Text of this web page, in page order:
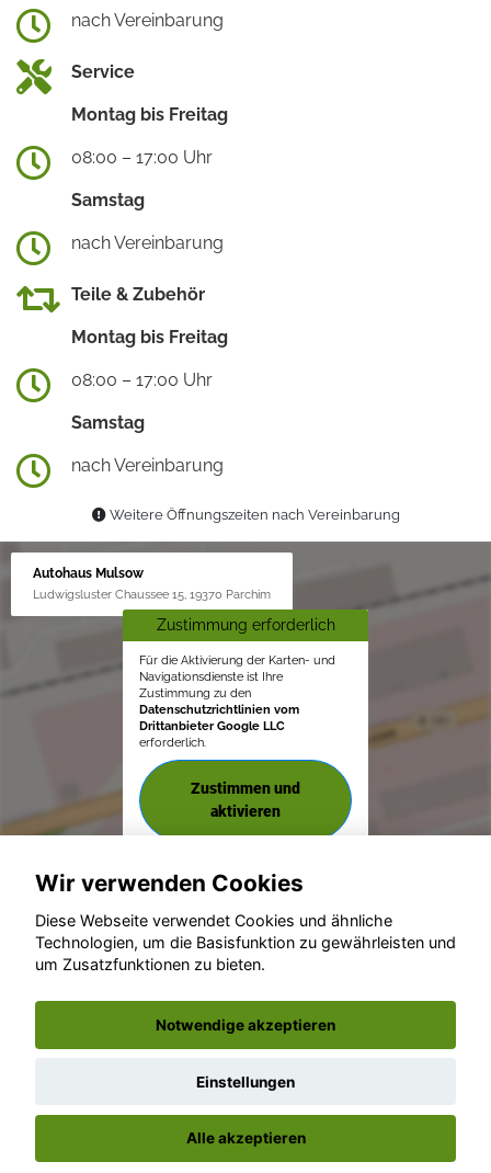
nach Vereinbarung
Service
Montag bis Freitag
08:00 – 17:00 Uhr
Samstag
nach Vereinbarung
Teile & Zubehör
Montag bis Freitag
08:00 – 17:00 Uhr
Samstag
nach Vereinbarung
Weitere Öffnungszeiten nach Vereinbarung
Autohaus Mulsow
Ludwigsluster Chaussee 15, 19370 Parchim
Zustimmung erforderlich
Für die Aktivierung der Karten- und
Navigationsdienste ist Ihre
Zustimmung zu den
Datenschutzrichtlinien vom
Drittanbieter Google LLC
erforderlich.
Zustimmen und
aktivieren
© konjunkturmotor.de GmbH 2020 - 2026
Wir verwenden Cookies
Diese Webseite verwendet Cookies und ähnliche
Technologien, um die Basisfunktion zu gewährleisten und
um Zusatzfunktionen zu bieten.
Notwendige akzeptieren
Einstellungen
Alle akzeptieren